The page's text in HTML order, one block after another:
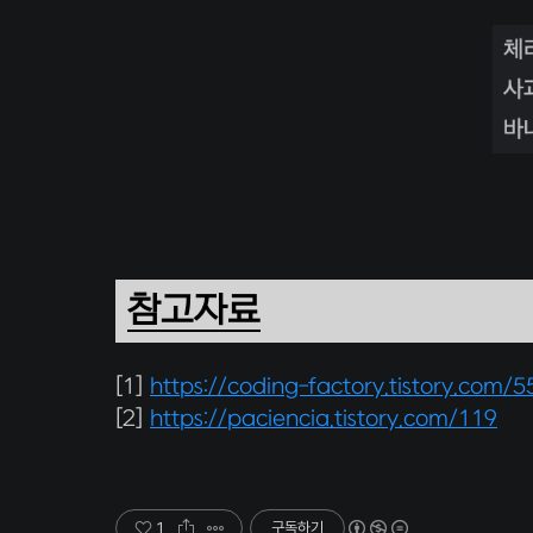
참고자료
[1] https://coding-factory.tistory.com/
[2] https://paciencia.tistory.com/119
1 구독하기